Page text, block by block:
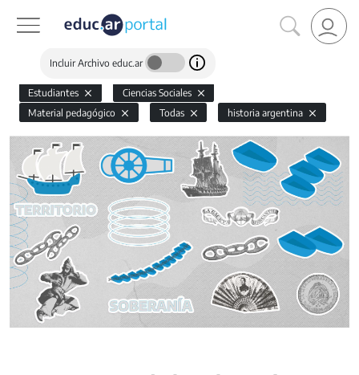
Incluir Archivo educ.ar
Estudiantes
Ciencias Sociales
Material pedagógico
Todas historia argentina